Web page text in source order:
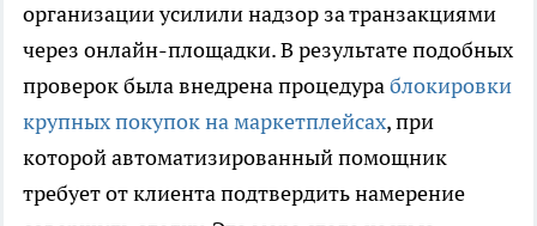
организации усилили надзор за транзакциями
через онлайн-площадки. В результате подобных
проверок была внедрена процедураблокировки
крупных покупок на маркетплейсах, при
которой автоматизированный помощник
требует от клиента подтвердить намерение